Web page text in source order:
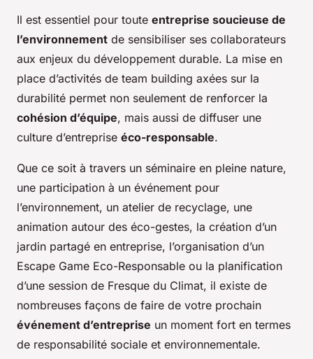
Il est essentiel pour toute entreprise soucieuse de
l’environnement de sensibiliser ses collaborateurs
aux enjeux du développement durable. La mise en
place d’activités de team building axées sur la
durabilité permet non seulement de renforcer la
cohésion d’équipe, mais aussi de diffuser une
culture d’entreprise éco-responsable.
Que ce soit à travers un séminaire en pleine nature,
une participation à un événement pour
l’environnement, un atelier de recyclage, une
animation autour des éco-gestes, la création d’un
jardin partagé en entreprise, l’organisation d’un
Escape Game Eco-Responsable ou la planification
d’une session de Fresque du Climat, il existe de
nombreuses façons de faire de votre prochain
événement d’entreprise un moment fort en termes
de responsabilité sociale et environnementale.